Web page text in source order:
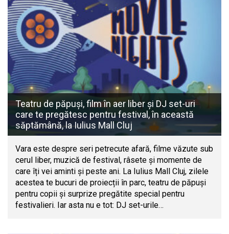
Teatru de păpuși, film în aer liber și DJ set-uri
care te pregătesc pentru festival, în această
săptămână, la Iulius Mall Cluj
Vara este despre seri petrecute afară, filme văzute sub
cerul liber, muzică de festival, râsete și momente de
care îți vei aminti și peste ani. La Iulius Mall Cluj, zilele
acestea te bucuri de proiecții în parc, teatru de păpuși
pentru copii și surprize pregătite special pentru
festivalieri. Iar asta nu e tot: DJ set-urile…